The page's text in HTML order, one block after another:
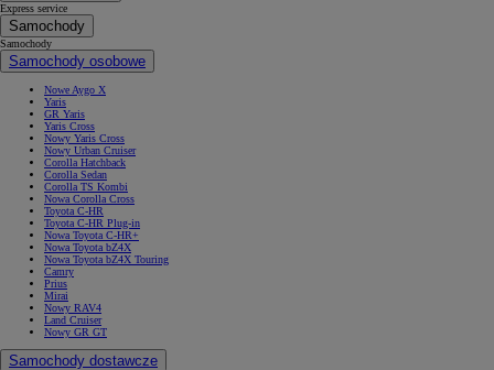
Express service
Samochody
Samochody
Samochody osobowe
Nowe Aygo X
Yaris
GR Yaris
Yaris Cross
Nowy Yaris Cross
Nowy Urban Cruiser
Corolla Hatchback
Corolla Sedan
Corolla TS Kombi
Nowa Corolla Cross
Toyota C-HR
Toyota C-HR Plug-in
Nowa Toyota C-HR+
Nowa Toyota bZ4X
Nowa Toyota bZ4X Touring
Camry
Prius
Mirai
Nowy RAV4
Land Cruiser
Nowy GR GT
Samochody dostawcze